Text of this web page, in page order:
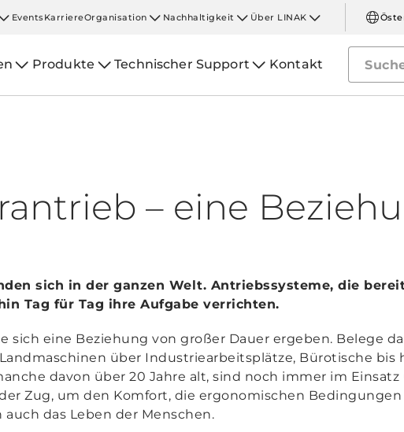
EventsKarriereOrganisation Nachhaltigkeit Über LINAK
Produkte Technischer Support Kontakt
– eine
sich in der ganzen Welt. Antriebssysteme, die
Tag für Tag ihre Aufgabe verrichten.
sich eine Beziehung von großer Dauer ergeben. Belege
über Industriearbeitsplätze, Bürotische bis
davon über 20 Jahre alt, sind noch immer im Einsatz
Zug, um den Komfort, die ergonomischen
das Leben der Menschen.